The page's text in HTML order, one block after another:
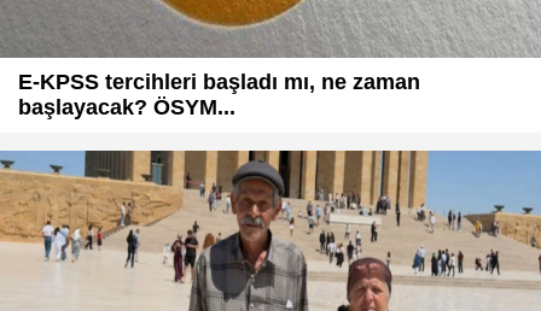
E-KPSS tercihleri başladı mı, ne zaman
başlayacak? ÖSYM...